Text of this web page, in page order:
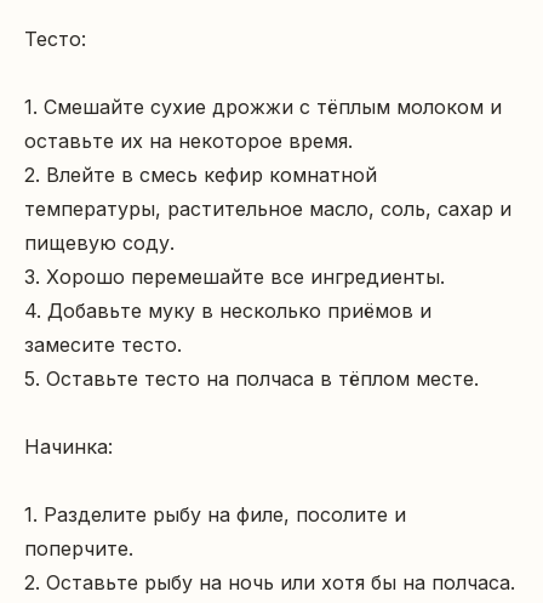
Тесто:
1. Смешайте сухие дрожжи с тёплым молоком и
оставьте их на некоторое время.
2. Влейте в смесь кефир комнатной
температуры, растительное масло, соль, сахар и
пищевую соду.
3. Хорошо перемешайте все ингредиенты.
4. Добавьте муку в несколько приёмов и
замесите тесто.
5. Оставьте тесто на полчаса в тёплом месте.
Начинка:
1. Разделите рыбу на филе, посолите и
поперчите.
2. Оставьте рыбу на ночь или хотя бы на полчаса.